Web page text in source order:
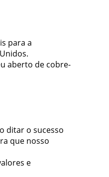
para a
aberto de cobre-
ditar o sucesso
que nosso
e